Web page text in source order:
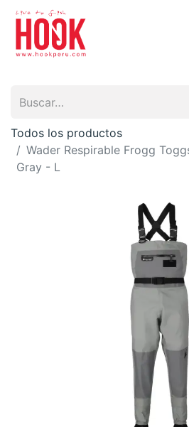
Todos los productos
Wader Respirable Frogg
Gray - L